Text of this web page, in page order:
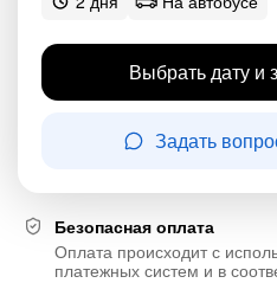
Выбрать дату и
Задать
Безопасная оплата
Оплата происходит с
платежных систем и в